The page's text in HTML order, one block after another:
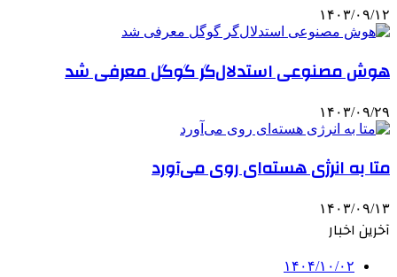
۱۴۰۳/۰۹/۱۲
هوش مصنوعی استدلال‌گر گوگل معرفی شد
۱۴۰۳/۰۹/۲۹
متا به انرژی هسته‌ای روی می‌آورد
۱۴۰۳/۰۹/۱۳
آخرین اخبار
۱۴۰۴/۱۰/۰۲